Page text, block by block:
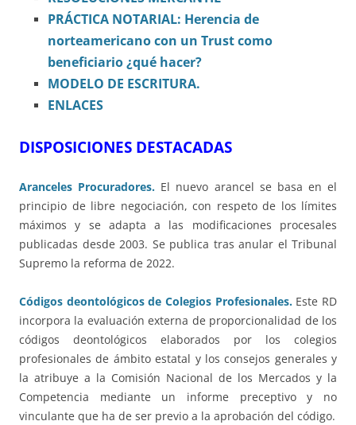
PRÁCTICA NOTARIAL: Herencia de
norteamericano con un Trust como
beneficiario ¿qué hacer?
MODELO DE ESCRITURA.
ENLACES
DISPOSICIONES DESTACADAS
Aranceles Procuradores. El nuevo arancel se basa en el
principio de libre negociación, con respeto de los límites
máximos y se adapta a las modificaciones procesales
publicadas desde 2003. Se publica tras anular el Tribunal
Supremo la reforma de 2022.
Códigos deontológicos de Colegios Profesionales.Este RD
incorpora la evaluación externa de proporcionalidad de los
códigos deontológicos elaborados por los colegios
profesionales de ámbito estatal y los consejos generales y
la atribuye a la Comisión Nacional de los Mercados y la
Competencia mediante un informe preceptivo y no
vinculante que ha de ser previo a la aprobación del código.